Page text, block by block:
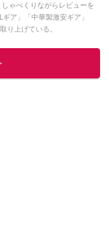
ゃべくりながらレビューを
ア」「中華製激安ギア」
り上げている。
ストの他の記事を読む